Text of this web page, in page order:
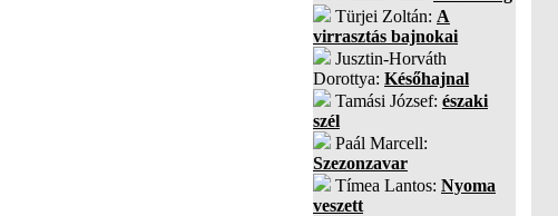
Türjei Zoltán: A
virrasztás bajnokai
Jusztin-Horváth
Dorottya: Későhajnal
Tamási József: északi
szél
Paál Marcell:
Szezonzavar
Tímea Lantos: Nyoma
veszett